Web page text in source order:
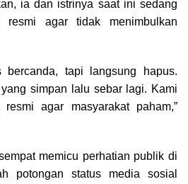
ia dan istrinya saat ini sedang
resmi agar tidak menimbulkan
bercanda, tapi langsung hapus.
simpan lalu sebar lagi. Kami
agar masyarakat paham,”
memicu perhatian publik di
potongan status media sosial